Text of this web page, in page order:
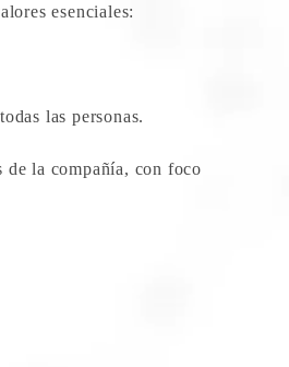
esenciales:
las personas.
de la compañía, con foco